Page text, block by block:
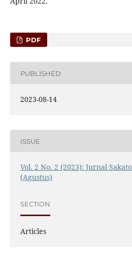
PDF
PUBLISHED
2023-08-14
ISSUE
Vol. 2 No. 2 (2023): Jurnal
(Agustus)
SECTION
Articles